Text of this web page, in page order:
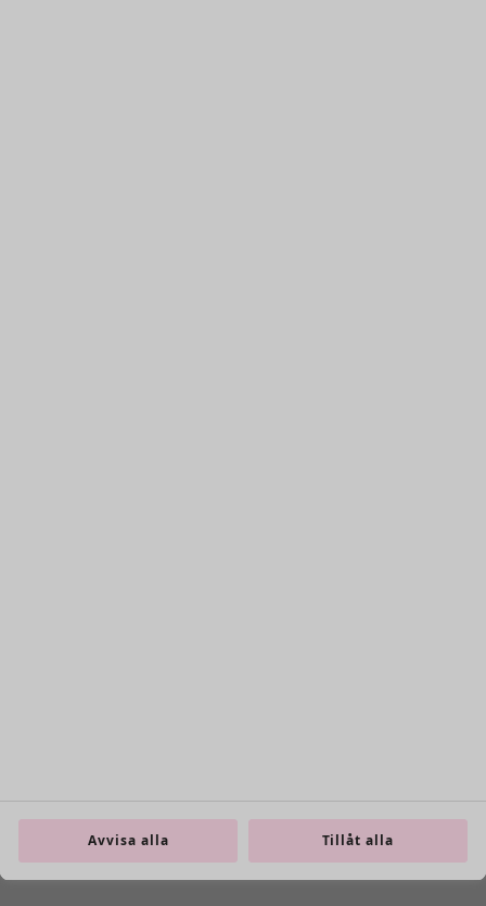
Avvisa alla Tillåt alla